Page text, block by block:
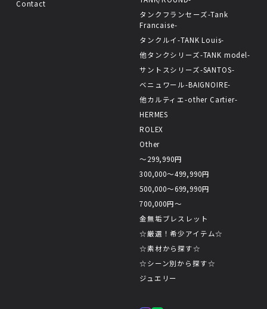
Contact
タンクフランセーズ-Tank
Francaise-
タンクルイ-TANK Louis-
他タンクシリーズ-TANK model-
サントスシリーズ-SANTOS-
ベニュワール-BAIGNOIRE-
他カルティエ-other Cartier-
HERMES
ROLEX
Other
〜299,990円
300,000〜499,990円
500,000〜699,990円
700,000円〜
金無垢ブレスレット
☆厳選！希少アイテム☆
☆素材から探す☆
☆シーン別から探す☆
ジュエリー